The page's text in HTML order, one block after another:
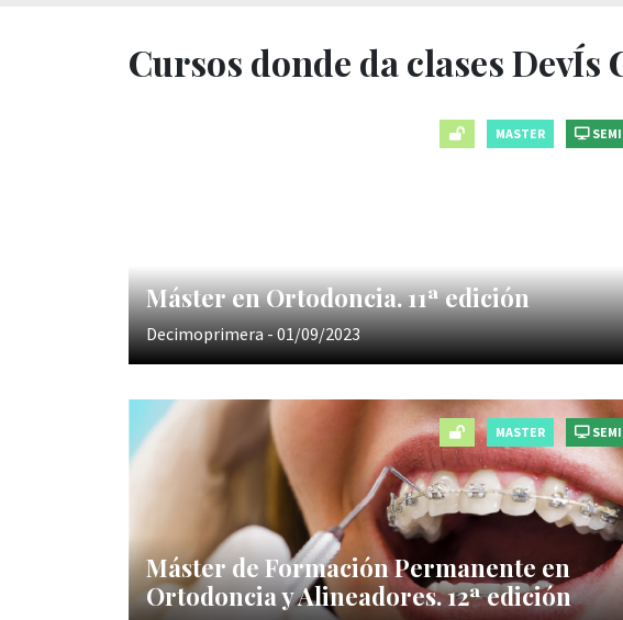
Cursos donde da clases
MASTER
Máster en Ortodoncia. 11ª edición
Decimoprimera - 01/09/2023
MASTER
Máster de Formación Permanente en
Ortodoncia y Alineadores. 12ª edición